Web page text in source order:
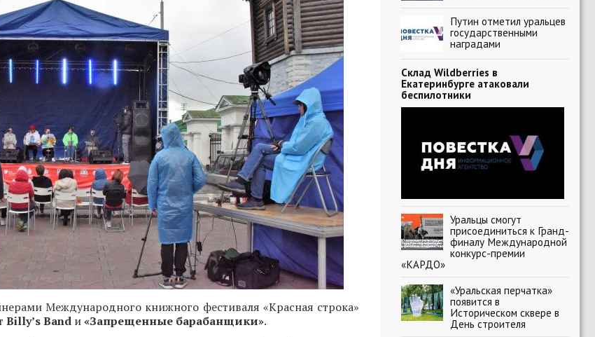
Международного книжного фестиваля «Красная строка»
Billy’s Band и«Запрещенные барабанщики».
Путин отметил уральцев
государственными
наградами
Склад Wildberries в
Екатеринбурге атаковали
беспилотники
Уральцы смогут
присоединиться к Гранд-
финалу Международной
конкурс-премии
«КАРДО»
«Уральская перчатка»
появится в
Историческом сквере в
День строителя